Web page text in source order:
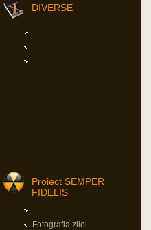
DIVERSE
Proiect SEMPER
FIDELIS
Fotografia zilei